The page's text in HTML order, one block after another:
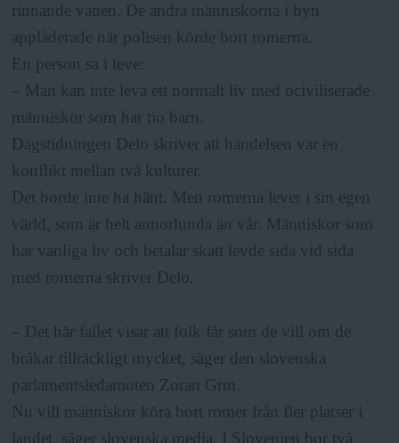
rinnande vatten. De andra människorna i byn
applåderade när polisen körde bort romerna.
En person sa i teve:
– Man kan inte leva ett normalt liv med ociviliserade
människor som har tio barn.
Dagstidningen Delo skriver att händelsen var en
konflikt mellan två kulturer.
Det borde inte ha hänt. Men romerna lever i sin egen
värld, som är helt annorlunda än vår. Människor som
har vanliga liv och betalar skatt levde sida vid sida
med romerna skriver Delo.
– Det här fallet visar att folk får som de vill om de
bråkar tillräckligt mycket, säger den slovenska
parlamentsledamoten Zoran Grm.
Nu vill människor köra bort romer från fler platser i
landet, säger slovenska media. I Slovenien bor två